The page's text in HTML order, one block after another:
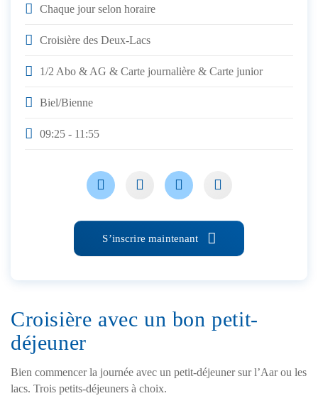
Chaque jour selon horaire
Croisière des Deux-Lacs
1/2 Abo & AG & Carte journalière & Carte junior
Biel/Bienne
09:25 - 11:55
S’inscrire maintenant
Croisière avec un bon petit-
déjeuner
Bien commencer la journée avec un petit-déjeuner sur l’Aar ou les
lacs. Trois petits-déjeuners à choix.